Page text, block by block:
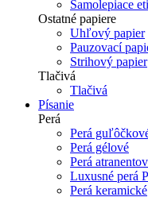
Samolepiace
Ostatné papiere
Uhľový papier
Pauzovací
Strihový papier
Tlačivá
Tlačivá
Písanie
Perá
Perá
Perá gélové
Perá
Luxusné perá
Perá keramické